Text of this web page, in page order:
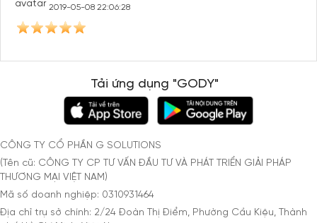
2019-05-08 22:06:28
Tải ứng dụng "GODY"
CÔNG TY CỔ PHẦN G SOLUTIONS
(Tên cũ: CÔNG TY CP TƯ VẤN ĐẦU TƯ VÀ PHÁT TRIỂN GIẢI PHÁP
THƯƠNG MẠI VIỆT NAM)
Mã số doanh nghiệp: 0310931464
Địa chỉ trụ sở chính: 2/24 Đoàn Thị Điểm, Phường Cầu Kiệu, Thành